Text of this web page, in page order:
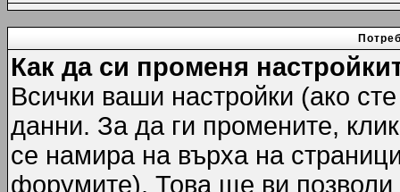
Как да си променя
Всички ваши настройки (ако
данни. За да ги промените,
се намира на върха на
форумите). Това ще ви позволи